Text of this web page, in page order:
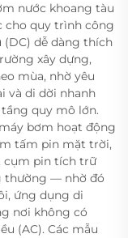
nước khoang tàu
cho quy trình công
dễ dàng thích
xây dựng,
mùa, nhờ yêu
và di dời nhanh
quy mô lớn.
bơm hoạt động
tấm pin mặt trời,
cụm pin tích trữ
thường — nhờ đó
ứng dụng di
nơi không có
(AC). Các mẫu